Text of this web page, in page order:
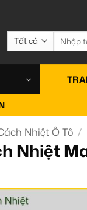
Tìm
kiếm:
Nhiệt Ô Tô /
Nhiệt